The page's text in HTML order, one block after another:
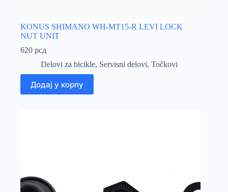
KONUS SHIMANO WH-MT15-R LEVI LOCK
NUT UNIT
620 рсд
Delovi za bicikle, Servisni delovi, Točkovi
Додај у корпу